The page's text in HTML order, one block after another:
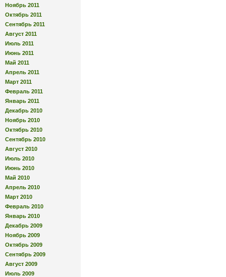
Ноябрь 2011
Октябрь 2011
Сентябрь 2011
Август 2011
Июль 2011
Июнь 2011
Май 2011
Апрель 2011
Март 2011
Февраль 2011
Январь 2011
Декабрь 2010
Ноябрь 2010
Октябрь 2010
Сентябрь 2010
Август 2010
Июль 2010
Июнь 2010
Май 2010
Апрель 2010
Март 2010
Февраль 2010
Январь 2010
Декабрь 2009
Ноябрь 2009
Октябрь 2009
Сентябрь 2009
Август 2009
Июль 2009